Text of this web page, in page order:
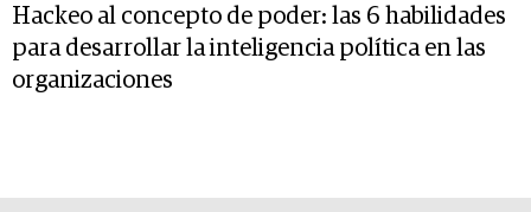
Hackeo al concepto de poder: las 6 habilidades
para desarrollar la inteligencia política en las
organizaciones